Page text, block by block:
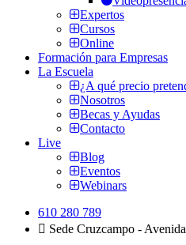
Expertos
Cursos
Online
Formación para Empresas
La Escuela
¿A qué precio
Nosotros
Becas y Ayudas
Contacto
Live
Blog
Eventos
Webinars
610 280 789
Sede Cruzcampo -